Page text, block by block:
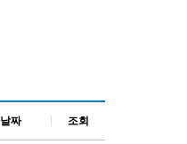
날짜 조회